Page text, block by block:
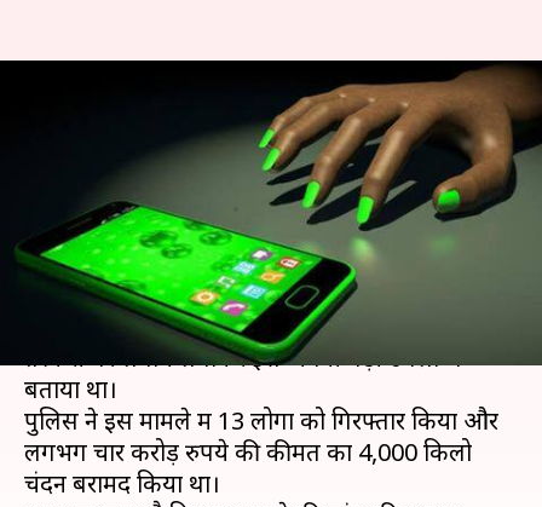
लोकसभा चुनाव के समय बेंगलुरू
पुलिस ने अवैध तरीके से टेप किए 30
लोगों के फोन
प्रमोद कुमार Nov 06, 2019 02:03 pm
क्या है खबर?
लोकसभा चुनावों के बाद बेंगलुरू पुलिस ने लाल चंदन की
तस्करी पर लगाम लगाकर इसे अपनी बड़ी उपलब्धि
बताया था।
पुलिस ने इस मामले में 13 लोगों को गिरफ्तार किया और
लगभग चार करोड़ रुपये की कीमत का 4,000 किलो
चंदन बरामद किया था।